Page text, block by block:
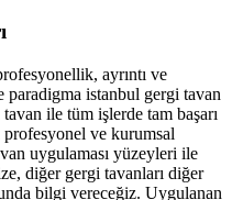
ayrıntı ve
istanbul gergi tavan
ile tüm işlerde tam başarı
profesyonel ve kurumsal
uygulaması yüzeyleri ile
diğer gergi tavanları diğer
bilgi vereceğiz. Uygulanan